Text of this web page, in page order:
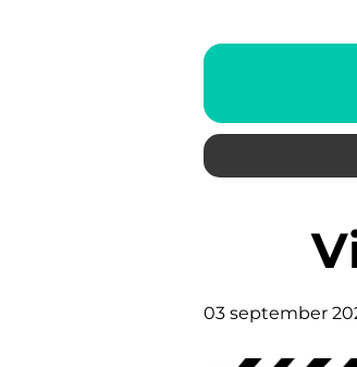
03 september